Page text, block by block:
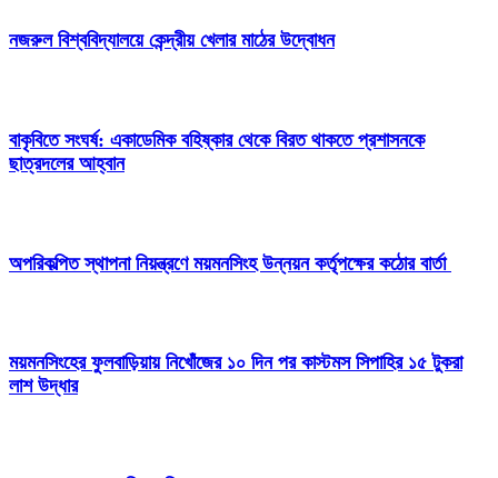
নজরুল বিশ্ববিদ্যালয়ে কেন্দ্রীয় খেলার মাঠের উদ্বোধন
বাকৃবিতে সংঘর্ষ: একাডেমিক বহিষ্কার থেকে বিরত থাকতে প্রশাসনকে
ছাত্রদলের আহ্বান
অপরিকল্পিত স্থাপনা নিয়ন্ত্রণে ময়মনসিংহ উন্নয়ন কর্তৃপক্ষের কঠোর বার্তা
ময়মনসিংহের ফুলবাড়িয়ায় নিখোঁজের ১০ দিন পর কাস্টমস সিপাহির ১৫ টুকরা
লাশ উদ্ধার